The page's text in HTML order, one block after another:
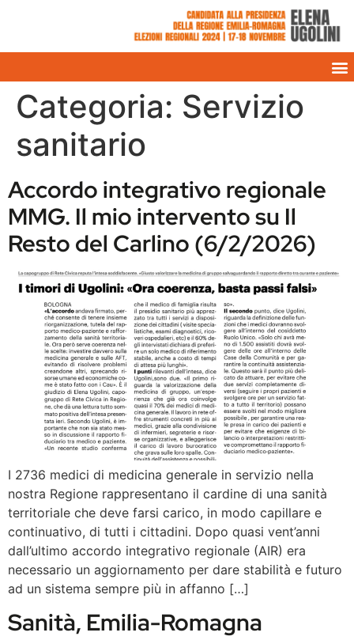
Categoria: Servizio
sanitario
Accordo integrativo regionale
MMG. Il mio intervento su Il
Resto del Carlino (6/2/2026)
I 2736 medici di medicina generale in servizio nella
nostra Regione rappresentano il cardine di una sanità
territoriale che deve farsi carico, in modo capillare e
continuativo, di tutti i cittadini. Dopo quasi vent’anni
dall’ultimo accordo integrativo regionale (AIR) era
necessario un aggiornamento per dare stabilità e futuro
ad un sistema sempre più in affanno […]
Sanità, Emilia-Romagna